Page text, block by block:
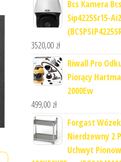
Bcs Kamera
Sip4225Sr15-Ai2
3520,00 zł
Riwall Pro
Piorący
2000Ew
499,00 zł
Forgast
Nierdzewny 2
Uchwyt